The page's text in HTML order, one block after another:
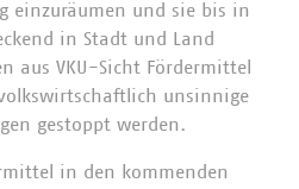
einzuräumen und sie bis in
in Stadt und Land
aus VKU-Sicht Fördermittel
unsinnige
gestoppt werden.
in den kommenden